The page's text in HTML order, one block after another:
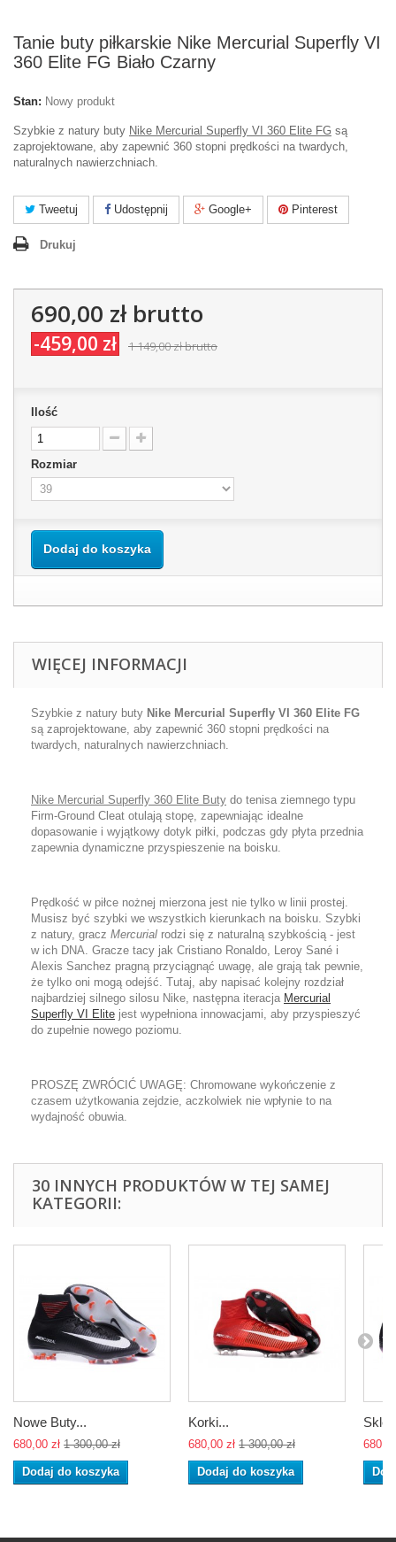
Tanie buty piłkarskie Nike Mercurial Superfly VI
360 Elite FG Biało Czarny
Stan: Nowy produkt
Szybkie z natury buty Nike Mercurial Superfly VI 360 Elite FG są
zaprojektowane, aby zapewnić 360 stopni prędkości na twardych,
naturalnych nawierzchniach.
Tweetuj Udostępnij Google+ Pinterest
Drukuj
690,00 złbrutto
-459,00 zł 1 149,00 złbrutto
Ilość
Rozmiar
Dodaj do koszyka
WIĘCEJ INFORMACJI
Szybkie z natury buty Nike Mercurial Superfly VI 360 Elite FG
są zaprojektowane, aby zapewnić 360 stopni prędkości na
twardych, naturalnych nawierzchniach.
Nike Mercurial Superfly 360 Elite Buty do tenisa ziemnego typu
Firm-Ground Cleat otulają stopę, zapewniając idealne
dopasowanie i wyjątkowy dotyk piłki, podczas gdy płyta przednia
zapewnia dynamiczne przyspieszenie na boisku.
Prędkość w piłce nożnej mierzona jest nie tylko w linii prostej.
Musisz być szybki we wszystkich kierunkach na boisku. Szybki
z natury, gracz Mercurial rodzi się z naturalną szybkością - jest
w ich DNA. Gracze tacy jak Cristiano Ronaldo, Leroy Sané i
Alexis Sanchez pragną przyciągnąć uwagę, ale grają tak pewnie,
że tylko oni mogą odejść. Tutaj, aby napisać kolejny rozdział
najbardziej silnego silosu Nike, następna iteracja Mercurial
Superfly VI Elite jest wypełniona innowacjami, aby przyspieszyć
do zupełnie nowego poziomu.
PROSZĘ ZWRÓCI Ć UWAG Ę: Chromowane wykończenie z
czasem użytkowania zejdzie, aczkolwiek nie wpłynie to na
wydajność obuwia.
30 INNYCH PRODUKTÓW W TEJ SAMEJ
KATEGORII:
Nowe Buty...
680,00 zł 1 300,00 zł
Dodaj do koszyka
Korki...
680,00 zł 1 300,00 zł
Dodaj do koszyka